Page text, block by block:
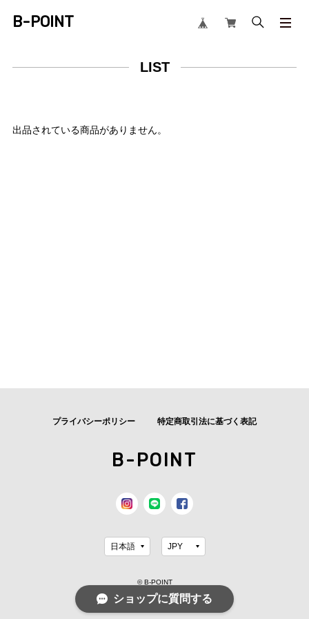
B-POINT
LIST
出品されている商品がありません。
プライバシーポリシー 特定商取引法に基づく表記
B-POINT
© B-POINT
ショップに質問する